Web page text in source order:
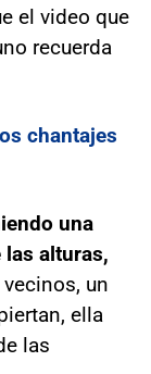
el video que
recuerda
chantajes
una
las alturas,
un
ella
las